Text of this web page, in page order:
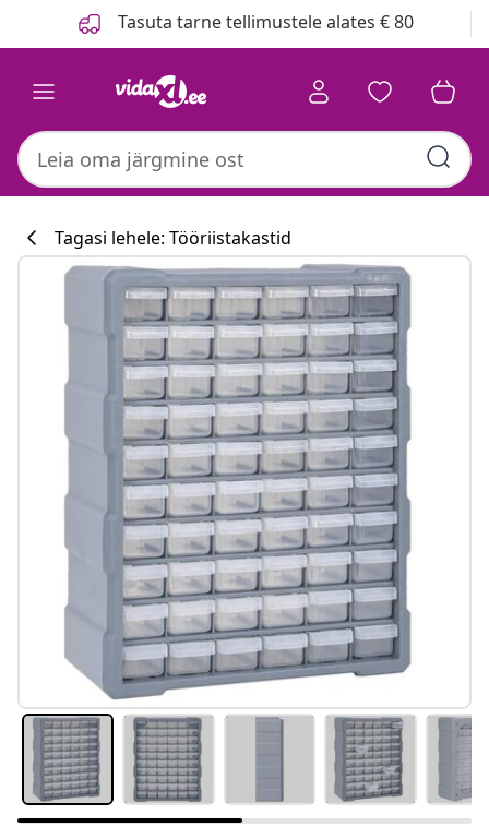
Tasuta tarne tellimustele alates € 80
#sharemevidaxl
Tagasi lehele: Tööriistakastid